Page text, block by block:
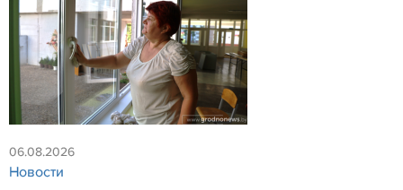
06.08.2026
Новости